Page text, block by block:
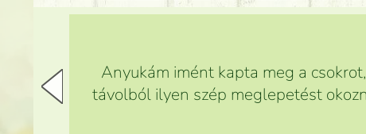
Anyukám imént kapta meg a
távolból ilyen szép meglepetést